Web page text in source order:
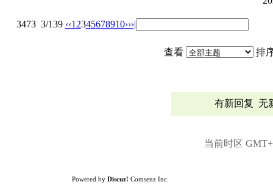
3473 3/139 ‹‹1 2345678910›››|
查看 排
有新回复 无
当前时区
Powered by Discuz! Comsenz Inc.